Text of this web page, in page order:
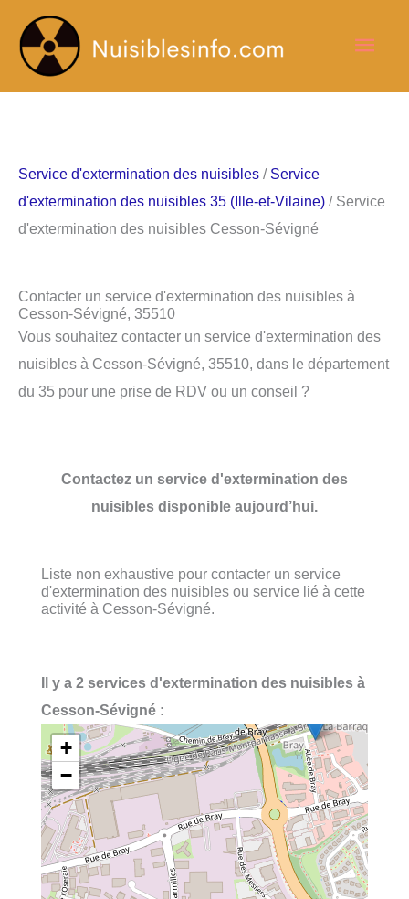
contenu
Service d'extermination des nuisibles / Service
d'extermination des nuisibles 35 (Ille-et-Vilaine) / Service
d'extermination des nuisibles Cesson-Sévigné
Contacter un service d'extermination des nuisibles à
Cesson-Sévigné, 35510
Vous souhaitez contacter un service d'extermination des
nuisibles à Cesson-Sévigné, 35510, dans le département
du 35 pour une prise de RDV ou un conseil ?
Contactez un service d'extermination des
nuisibles disponible aujourd’hui.
Liste non exhaustive pour contacter un service
d'extermination des nuisibles ou service lié à cette
activité à Cesson-Sévigné.
Il y a 2 services d'extermination des nuisibles à
Cesson-Sévigné :
+
−